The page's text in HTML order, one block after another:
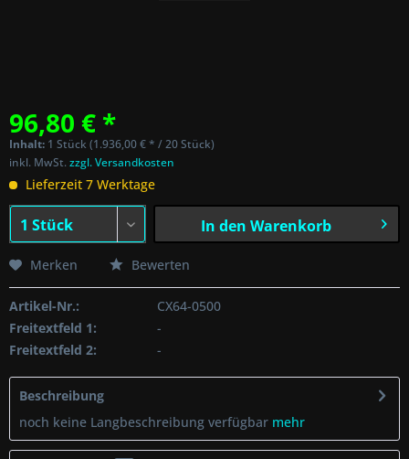
96,80 € *
Inhalt: 1 Stück (1.936,00 € * / 20 Stück)
inkl. MwSt.zzgl. Versandkosten
Lieferzeit 7 Werktage
In den Warenkorb
Merken Bewerten
Artikel-Nr.:
CX64-0500
Freitextfeld 1:
-
Freitextfeld 2:
-
Beschreibung
noch keine Langbeschreibung verfügbar mehr